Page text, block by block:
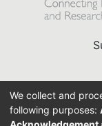
We collect and
following purposes: